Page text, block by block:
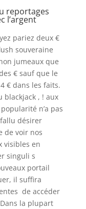
reportages
l’argent
pariez deux €
souveraine
jumeaux que
€ sauf que le
€ dans les faits.
blackjack , ! aux
n’a pas
fallu désirer
de voir nos
visibles en
singuli s
portail
il suffira
de accéder
la plupart